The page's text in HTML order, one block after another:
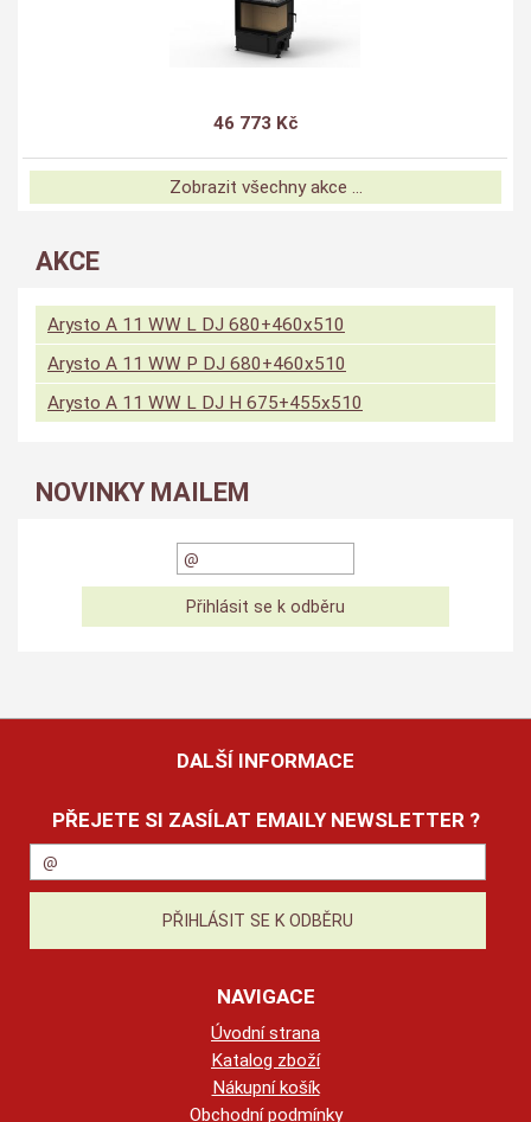
46 773 Kč
Zobrazit všechny akce ...
AKCE
Arysto A 11 WW L DJ 680+460x510
Arysto A 11 WW P DJ 680+460x510
Arysto A 11 WW L DJ H 675+455x510
NOVINKY MAILEM
DALŠÍ INFORMACE
PŘEJETE SI ZASÍLAT EMAILY NEWSLETTER ?
NAVIGACE
Úvodní strana
Katalog zboží
Nákupní košík
Obchodní podmínky